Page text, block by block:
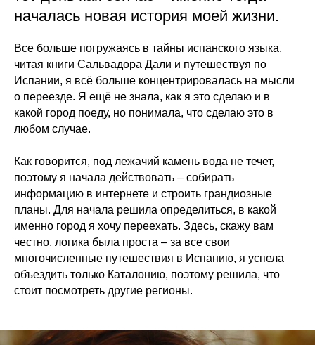
началась новая история моей жизни.
Все больше погружаясь в тайны испанского языка,
читая книги Сальвадора Дали и путешествуя по
Испании, я всё больше концентрировалась на мысли
о переезде. Я ещё не знала, как я это сделаю и в
какой город поеду, но понимала, что сделаю это в
любом случае.
Как говорится, под лежачий камень вода не течет,
поэтому я начала действовать – собирать
информацию в интернете и строить грандиозные
планы. Для начала решила определиться, в какой
именно город я хочу переехать. Здесь, скажу вам
честно, логика была проста – за все свои
многочисленные путешествия в Испанию, я успела
объездить только Каталонию, поэтому решила, что
стоит посмотреть другие регионы.